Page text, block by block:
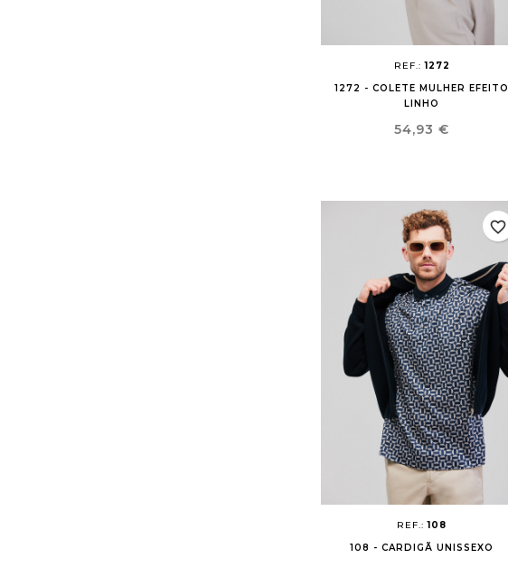
REF.:1272
1272 - COLETE MULHER EFEITO
LINHO
Preço
54,93 €
REF.:108
108 - CARDIGÃ UNISSEXO
favorite_border